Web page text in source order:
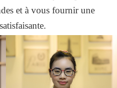
et à vous fournir une
ANNIE
Designer